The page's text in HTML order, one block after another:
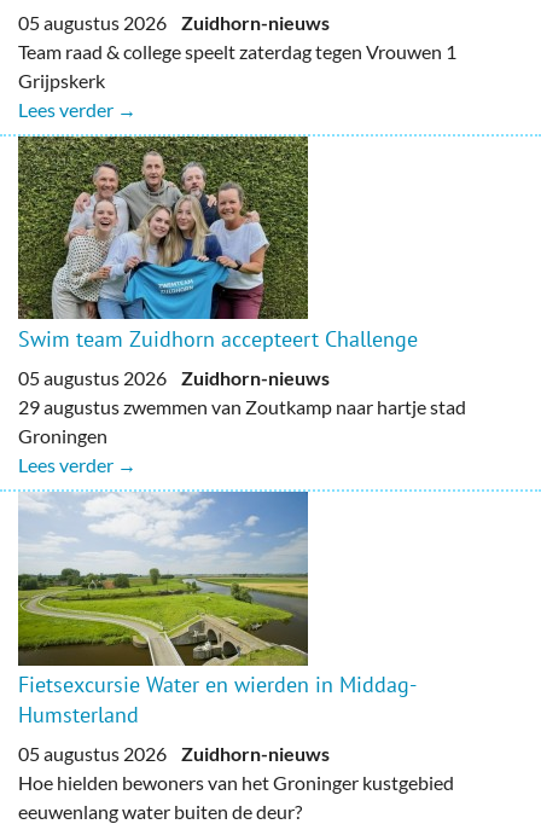
05 augustus 2026 Zuidhorn-nieuws
Team raad & college speelt zaterdag tegen Vrouwen 1
Grijpskerk
Lees verder →
Swim team Zuidhorn accepteert Challenge
05 augustus 2026 Zuidhorn-nieuws
29 augustus zwemmen van Zoutkamp naar hartje stad
Groningen
Lees verder →
Fietsexcursie Water en wierden in Middag-
Humsterland
05 augustus 2026 Zuidhorn-nieuws
Hoe hielden bewoners van het Groninger kustgebied
eeuwenlang water buiten de deur?